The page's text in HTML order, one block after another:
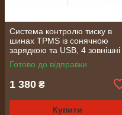
Система контролю тиску в
шинах TPMS із сонячною
зарядкою та USB, 4 зовнішні
датчики (2390)
Готово до відправки
1 380 ₴
Купити